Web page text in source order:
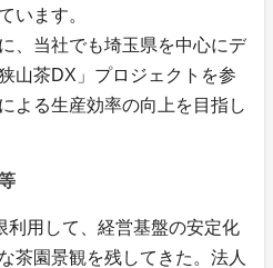
います。
、当社でも埼玉県を中心にデ
山茶DX」プロジェクトを参
よる生産効率の向上を目指し
利用して、経営基盤の安定化
茶園景観を残してきた。法人